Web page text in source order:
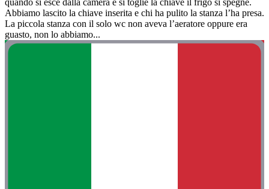
Abbiamo lascito la chiave inserita e chi ha pulito la stanza l’ha presa.
La piccola stanza con il solo wc non aveva l’aeratore oppure era
guasto, non lo abbiamo...